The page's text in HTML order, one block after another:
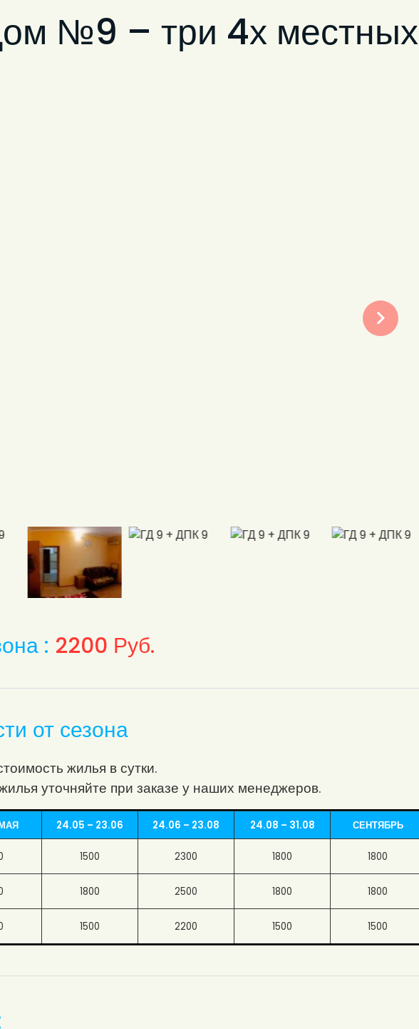
№9 – три 4х местных
: 2200 Руб.
от сезона
жилья в сутки.
уточняйте при заказе у наших менеджеров.
24.05 – 23.06 24.06 – 23.08 24.08 – 31.08
СЕНТЯБРЬ
1500 2300 1800
1800
1800 2500 1800
1800
1500 2200 1500 1500